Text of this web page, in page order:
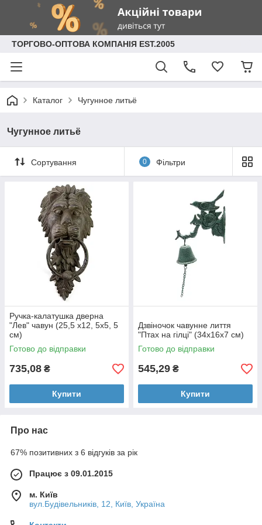
ТОРГОВО-ОПТОВА КОМПАНІЯ EST.2005
Каталог Чугунное литьё
Чугунное литьё
Сортування 0 Фільтри
Ручка-калатушка дверна
"Лев" чавун (25,5 х12, 5х5, 5
см)
Готово до відправки
735,08 ₴
Купити
Дзвіночок чавунне лиття
"Птах на гілці" (34х16х7 см)
Готово до відправки
545,29 ₴
Купити
Про нас
67% позитивних з 6 відгуків за рік
Працює з 09.01.2015
м. Київ
вул.Будівельників, 12, Київ, Україна